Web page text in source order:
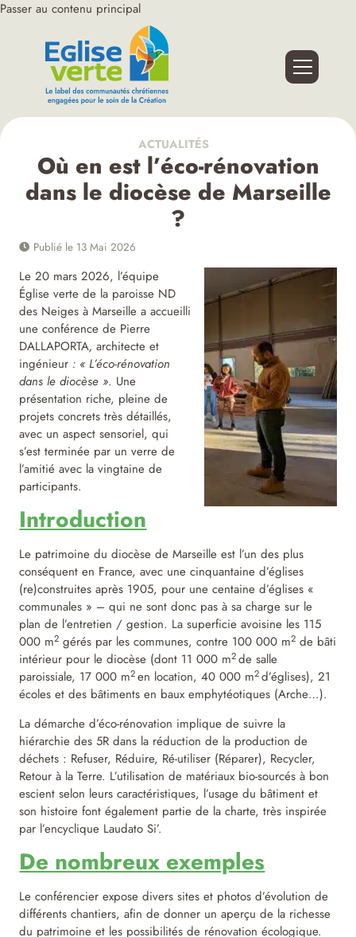
Passer au contenu principal
ACTUALITÉS
Où en est l’éco-rénovation
dans le diocèse de Marseille
?
Publié le 13 Mai 2026
Le 20 mars 2026, l’équipe
Église verte de la paroisse ND
des Neiges à Marseille a accueilli
une conférence de Pierre
DALLAPORTA,architecte et
ingénieur : « L’éco-rénovation
dans le diocèse ». Une
présentation riche, pleine de
projets concrets très détaillés,
avec un aspect sensoriel, qui
s’est terminée par un verre de
l’amitié avec la vingtaine de
participants.
Introduction
Le patrimoine du diocèse de Marseille est l’un des plus
conséquent en France, avec une cinquantaine d’églises
(re)construites après 1905, pour une centaine d’églises «
communales » – qui ne sont donc pas à sa charge sur le
plan de l’entretien / gestion. La superficie avoisine les 115
000 m2 gérés par les communes, contre 100 000 m2 de bâti
intérieur pour le diocèse (dont 11 000 m2 de salle
paroissiale, 17 000 m2 en location, 40 000 m2 d’églises), 21
écoles et des bâtiments en baux emphytéotiques (Arche…).
La démarche d’éco-rénovation implique de suivre la
hiérarchie des 5R dans la réduction de la production de
déchets : Refuser, Réduire, Ré-utiliser (Réparer), Recycler,
Retour à la Terre. L’utilisation de matériaux bio-sourcés à bon
escient selon leurs caractéristiques, l’usage du bâtiment et
son histoire font également partie de la charte, très inspirée
par l’encyclique Laudato Si’.
De nombreux exemples
Le conférencier expose divers sites et photos d’évolution de
différents chantiers, afin de donner un aperçu de la richesse
du patrimoine et les possibilités de rénovation écologique.